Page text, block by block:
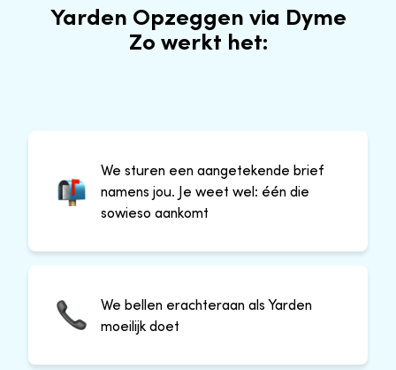
Yarden Opzeggen via Dyme
Zo werkt het:
We sturen een aangetekende brief
namens jou. Je weet wel: één die
sowieso aankomt
We bellen erachteraan als Yarden
moeilijk doet